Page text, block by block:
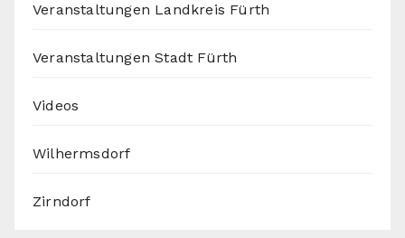
Veranstaltungen Landkreis Fürth
Veranstaltungen Stadt Fürth
Videos
Wilhermsdorf
Zirndorf